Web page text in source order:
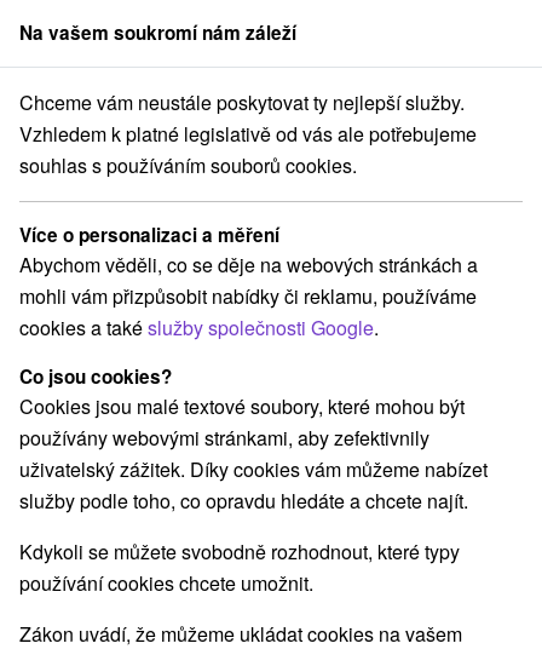
člen skupinySorger
kraj Námestovo Apartmánový dom Bobrovka Námestovo
Apartmánový dom Bobrovka
Námestovo
Námestovo
REZERVACE A VÝBĚR POBYTU
Kontaktujte přímo ubytovatele.
Navigovat do místa
O ZAŘÍZENÍ VYBAVENÍ
Na vašem soukromí nám záleží
Chceme vám neustále poskytovat ty nejlepší služby.
Vzhledem k platné legislativě od vás ale potřebujeme
souhlas s používáním souborů cookies.
Více o personalizaci a měření
Abychom věděli, co se děje na webových stránkách a
mohli vám přizpůsobit nabídky či reklamu, používáme
cookies a takéslužby společnosti Google.
Co jsou cookies?
Cookies jsou malé textové soubory, které mohou být
používány webovými stránkami, aby zefektivnily
uživatelský zážitek. Díky cookies vám můžeme nabízet
služby podle toho, co opravdu hledáte a chcete najít.
Kdykoli se můžete svobodně rozhodnout, které typy
používání cookies chcete umožnit.
Zákon uvádí, že můžeme ukládat cookies na vašem